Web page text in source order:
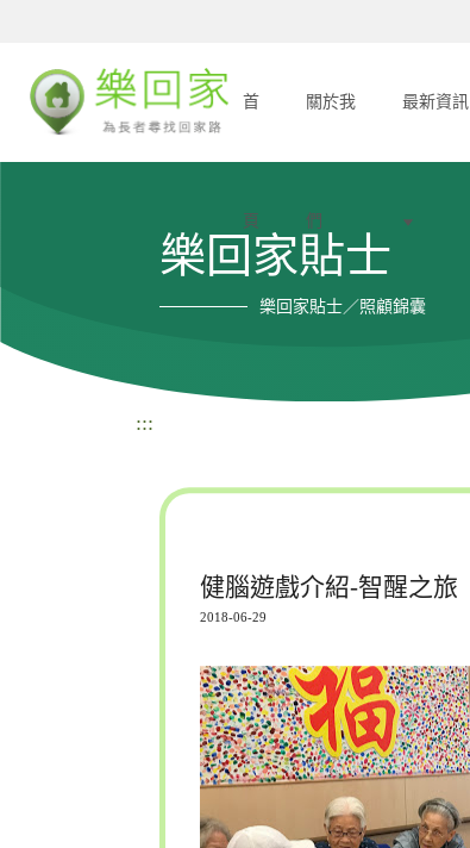
首
頁
關於我
們
最新資訊
樂回家貼士
樂回家貼士／照顧錦囊
:::
健腦遊戲介紹-智醒之旅
2018-06-29